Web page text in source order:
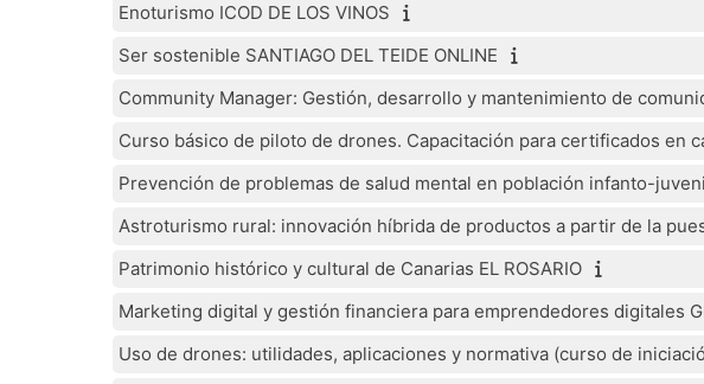
Enoturismo ICOD DE LOS VINOS
Ser sostenible SANTIAGO DEL TEIDE ONLINE
Community Manager: Gestión, desarrollo y mantenimiento de
Curso básico de piloto de drones. Capacitación para certificados en
Prevención de problemas de salud mental en población infanto-
Astroturismo rural: innovación híbrida de productos a partir de la
Patrimonio histórico y cultural de Canarias EL ROSARIO
Marketing digital y gestión financiera para emprendedores digitales
Uso de drones: utilidades, aplicaciones y normativa (curso de